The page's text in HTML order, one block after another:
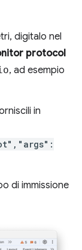
digitalo nel
protocol
, ad esempio
in
di immissione